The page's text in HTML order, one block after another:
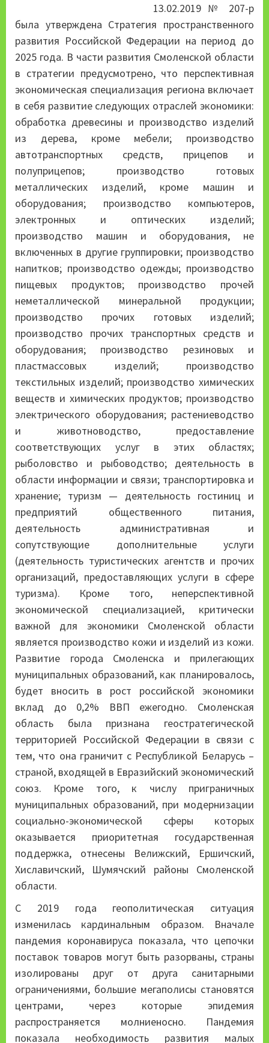
13.02.2019 № 207-р
была утверждена Стратегия пространственного
развития Российской Федерации на период до
2025 года. В части развития Смоленской области
в стратегии предусмотрено, что перспективная
экономическая специализация региона включает
в себя развитие следующих отраслей экономики:
обработка древесины и производство изделий
из дерева, кроме мебели; производство
автотранспортных средств, прицепов и
полуприцепов; производство готовых
металлических изделий, кроме машин и
оборудования; производство компьютеров,
электронных и оптических изделий;
производство машин и оборудования, не
включенных в другие группировки; производство
напитков; производство одежды; производство
пищевых продуктов; производство прочей
неметаллической минеральной продукции;
производство прочих готовых изделий;
производство прочих транспортных средств и
оборудования; производство резиновых и
пластмассовых изделий; производство
текстильных изделий; производство химических
веществ и химических продуктов; производство
электрического оборудования; растениеводство
и животноводство, предоставление
соответствующих услуг в этих областях;
рыболовство и рыбоводство; деятельность в
области информации и связи; транспортировка и
хранение; туризм — деятельность гостиниц и
предприятий общественного питания,
деятельность административная и
сопутствующие дополнительные услуги
(деятельность туристических агентств и прочих
организаций, предоставляющих услуги в сфере
туризма). Кроме того, неперспективной
экономической специализацией, критически
важной для экономики Смоленской области
является производство кожи и изделий из кожи.
Развитие города Смоленска и прилегающих
муниципальных образований, как планировалось,
будет вносить в рост российской экономики
вклад до 0,2% ВВП ежегодно. Смоленская
область была признана геостратегической
территорией Российской Федерации в связи с
тем, что она граничит с Республикой Беларусь –
страной, входящей в Евразийский экономический
союз. Кроме того, к числу приграничных
муниципальных образований, при модернизации
социально-экономической сферы которых
оказывается приоритетная государственная
поддержка, отнесены Велижский, Ершичский,
Хиславичский, Шумячский районы Смоленской
области.
С 2019 года геополитическая ситуация
изменилась кардинальным образом. Вначале
пандемия коронавируса показала, что цепочки
поставок товаров могут быть разорваны, страны
изолированы друг от друга санитарными
ограничениями, большие мегаполисы становятся
центрами, через которые эпидемия
распространяется молниеносно. Пандемия
показала необходимость развития малых